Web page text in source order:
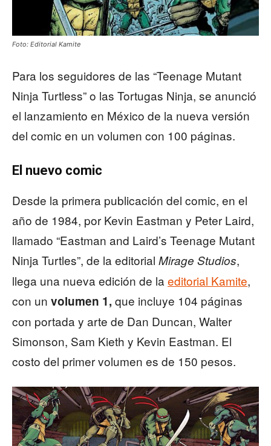
Foto: Editorial Kamite
Para los seguidores de las “Teenage Mutant
Ninja Turtless” o las Tortugas Ninja, se anunció
el lanzamiento en México de la nueva versión
del comic en un volumen con 100 páginas.
El nuevo comic
Desde la primera publicación del comic, en el
año de 1984, por Kevin Eastman y Peter Laird,
llamado “Eastman and Laird’s Teenage Mutant
Ninja Turtles”, de la editorial Mirage Studios,
llega una nueva edición de la editorial Kamite,
con un volumen 1, que incluye 104 páginas
con portada y arte de Dan Duncan, Walter
Simonson, Sam Kieth y Kevin Eastman. El
costo del primer volumen es de 150 pesos.